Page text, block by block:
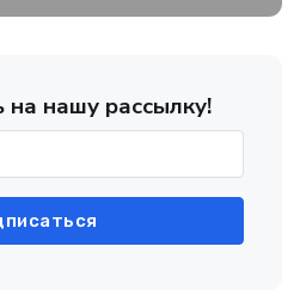
нашу рассылку!